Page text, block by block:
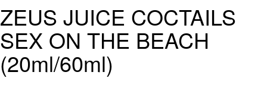
ZEUS JUICE COCTAILS
SEX ON THE BEACH
(20ml/60ml)